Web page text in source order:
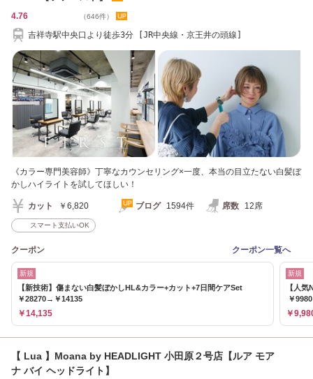
4.76 （646件）
吉祥寺駅中央口より徒歩3分 [JR中央線・京王井の頭線]
《カラー専門美容師》丁寧なカウンセリング×一度、本当の目立たない白髪ぼ
かしハイライトを試してほしい！
カット ￥6,820 ブログ 1594件 席数 12席
スマート支払いOK
クーポン クーポン一覧へ
新規
【新技術】傷まない白髪ぼかしHL&カラー+カット+7日間ケアSet
￥28270→￥14135
￥14,135
新規
【人
￥
￥
【 Lua 】Moana by HEADLIGHT 小田原２号店【ルア モア
ナ バイ ヘッドライト】